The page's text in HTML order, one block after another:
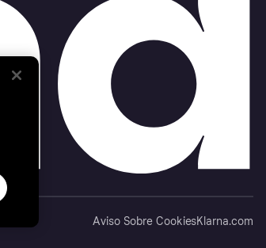
Aviso Sobre CookiesKlarna.com